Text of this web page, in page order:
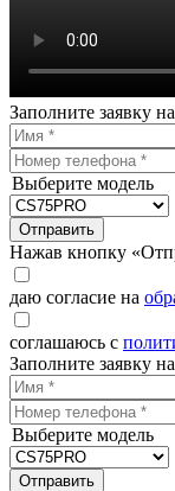
Заполните заявку
Выберите модель
Отправить
Нажав кнопку
даю согласие на
соглашаюсь с
Заполните заявку
Выберите модель
Отправить